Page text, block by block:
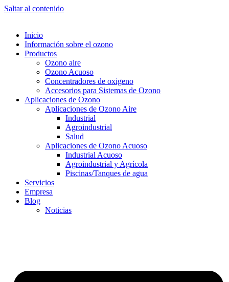
Saltar al contenido
Inicio
Información sobre el ozono
Productos
Ozono aire
Ozono Acuoso
Concentradores de oxigeno
Accesorios para Sistemas de Ozono
Aplicaciones de Ozono
Aplicaciones de Ozono Aire
Industrial
Agroindustrial
Salud
Aplicaciones de Ozono Acuoso
Industrial Acuoso
Agroindustrial y Agrícola
Piscinas/Tanques de agua
Servicios
Empresa
Blog
Noticias